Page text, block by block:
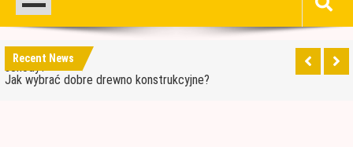
Recent News
Jakie drewno będzie najlepszym wyborem na
Jak wybrać dobre drewno konstrukcyjne?
Wałek czy pędzel – czym lepiej malować?